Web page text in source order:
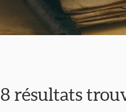
8 résultats